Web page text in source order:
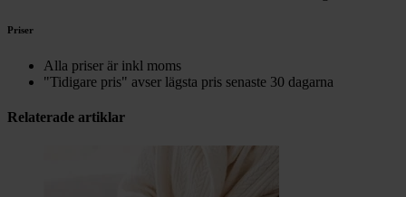
Priser
Alla priser är inkl moms
"Tidigare pris" avser lägsta pris senaste 30 dagarna
Relaterade artiklar